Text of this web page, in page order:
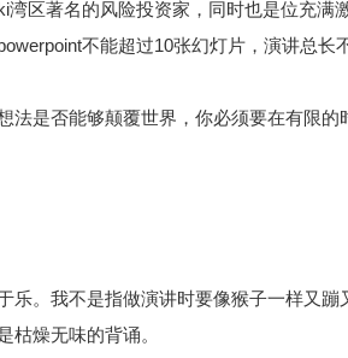
湾区著名的风险投资家，同时也是位充
不能超过10张幻灯片，演讲总
法是否能够颠覆世界，你必须要在有限
乐。我不是指做演讲时要像猴子一样又
枯燥无味的背诵。